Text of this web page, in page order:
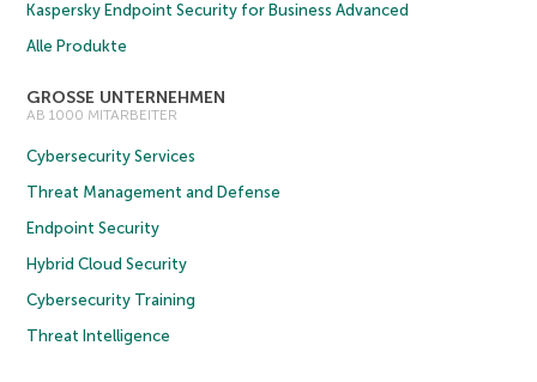
Kaspersky Endpoint Security for Business Advanced
Alle Produkte
GROSSE UNTERNEHMEN
AB 1000 MITARBEITER
Cybersecurity Services
Threat Management and Defense
Endpoint Security
Hybrid Cloud Security
Cybersecurity Training
Threat Intelligence